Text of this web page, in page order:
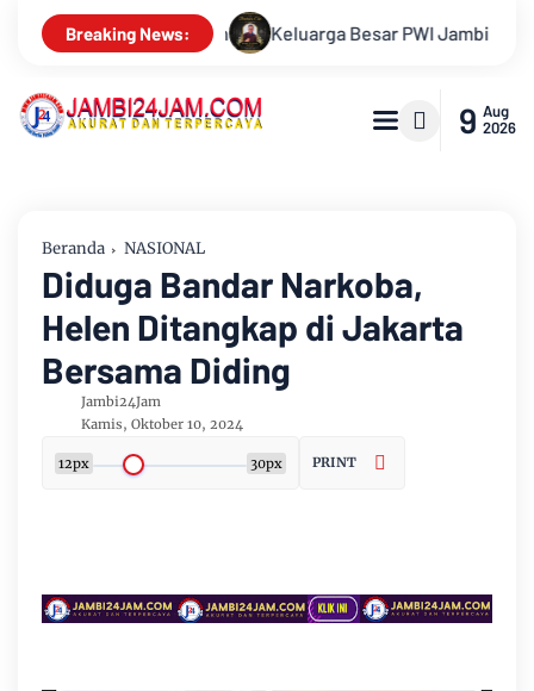
Breaking News:
PWI Jambi Berduka, Hery Rawas Mantan Sekretaris PWI
9 Aug
2026
Beranda NASIONAL
Diduga Bandar Narkoba,
Helen Ditangkap di Jakarta
Bersama Diding
Jambi24Jam
Kamis, Oktober 10, 2024
12px 30px PRINT